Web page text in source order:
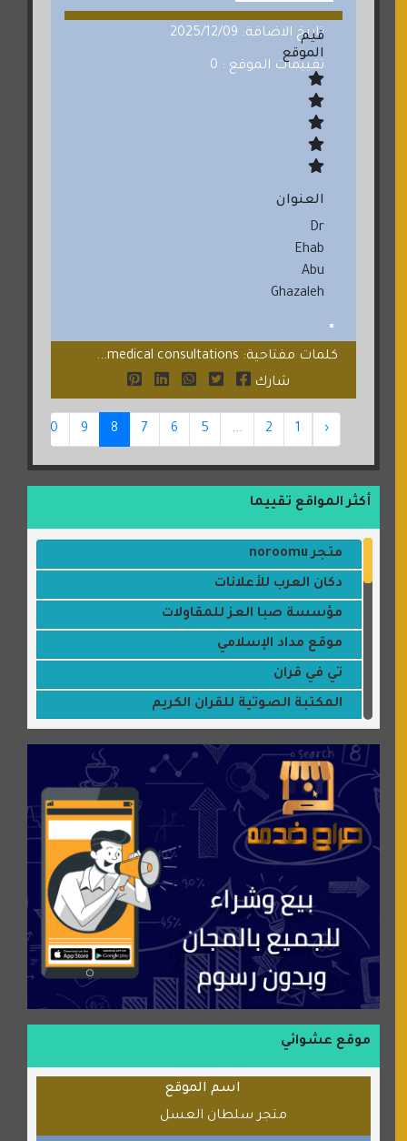
تاريخ الاضافة: 2025/12/09
تقييمات الموقع : 0
قيم
الموقع
العنوان
Dr
Ehab
Abu
Ghazaleh
كلمات مفتاحية: medical consultations...
شارك
‹
1
2
...
5
6
7
8
9
10
أكثر المواقع تقييما
متجر noroomu
دكان العرب للأعلانات
مؤسسة صبا العز للمقاولات
موقع مداد الإسلامي
تي في قران
المكتبة الصوتية للقران الكريم
موقع سيارات عربية
عالم كوكي
سورة قران
شركة إعمار الرياض للخدمات المنزلية
شبكة رأيي
موسوعة نور الرحمن
منتدى جيوش الهكرز
بلو باص
موقع حراج خدمة
الطبي
قراننا
القران للجميع
موقع عشوائي
اسم الموقع
متجر سلطان العسل